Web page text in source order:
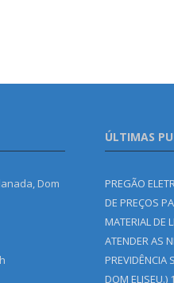
Dom
ÚLTIMAS
PREGÃO
DE PREÇOS
MATERIAL DE
ATENDER AS
PREVIDÊNCIA
DOM ELISEU.)